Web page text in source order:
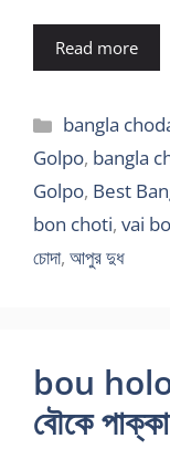
Read more
Categories
bangla
Golpo, bangla
Golpo, Best
bon choti, vai
চোদা, আপুর দুধ
bou holo
বৌকে